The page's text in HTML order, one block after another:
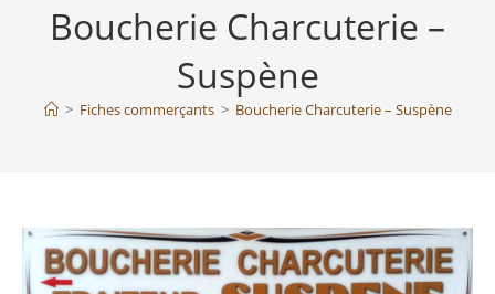
Boucherie Charcuterie –
Suspène
> Fiches commerçants > Boucherie Charcuterie – Suspène